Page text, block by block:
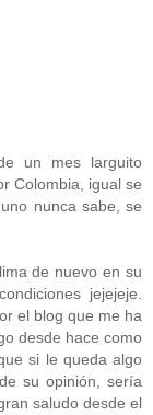
un mes larguito
Colombia, igual se
nunca sabe, se
de nuevo en su
jejejeje.
el blog que me ha
desde hace como
si le queda algo
su opinión, sería
saludo desde el